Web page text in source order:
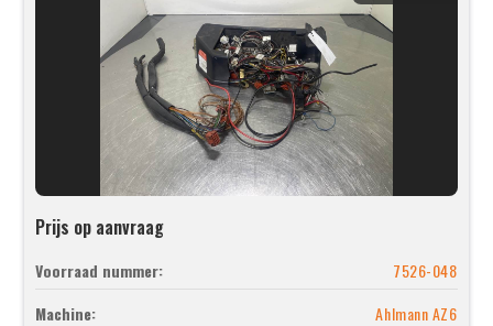
Prijs op aanvraag
Voorraad nummer:
7526-048
Machine:
Ahlmann AZ6